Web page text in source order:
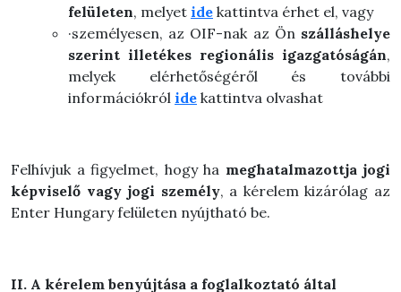
felületen, melyet ide kattintva érhet el, vagy
·személyesen, az OIF-nak az Ön szálláshelye
szerint illetékes regionális igazgatóságán,
melyek elérhetőségéről és további
információkról ide kattintva olvashat
Felhívjuk a figyelmet, hogy ha meghatalmazottja jogi
képviselő vagy jogi személy, a kérelem kizárólag az
Enter Hungary felületen nyújtható be.
II. A kérelem benyújtása a foglalkoztató által